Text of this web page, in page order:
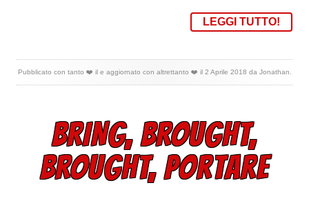
LEGGI TUTTO!
Pubblicato con tanto ❤️ il e aggiornato con altrettanto ❤️ il 2 Aprile 2018 da Jonathan.
BRING, BROUGHT,
BROUGHT, PORTARE